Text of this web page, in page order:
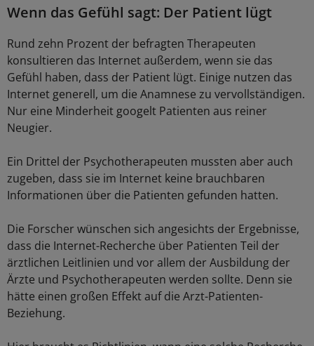
Wenn das Gefühl sagt: Der Patient lügt
Rund zehn Prozent der befragten Therapeuten
konsultieren das Internet außerdem, wenn sie das
Gefühl haben, dass der Patient lügt. Einige nutzen das
Internet generell, um die Anamnese zu vervollständigen.
Nur eine Minderheit googelt Patienten aus reiner
Neugier.
Ein Drittel der Psychotherapeuten mussten aber auch
zugeben, dass sie im Internet keine brauchbaren
Informationen über die Patienten gefunden hatten.
Die Forscher wünschen sich angesichts der Ergebnisse,
dass die Internet-Recherche über Patienten Teil der
ärztlichen Leitlinien und vor allem der Ausbildung der
Ärzte und Psychotherapeuten werden sollte. Denn sie
hätte einen großen Effekt auf die Arzt-Patienten-
Beziehung.